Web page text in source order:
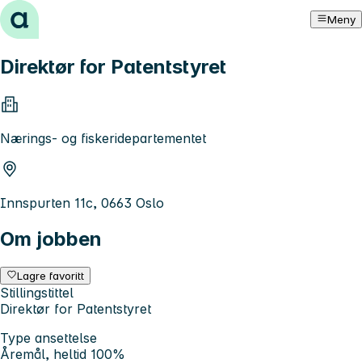
Hopp til innhold Meny
Direktør for Patentstyret
Nærings- og fiskeridepartementet
Innspurten 11c, 0663 Oslo
Om jobben
Lagre favoritt
Stillingstittel
Direktør for Patentstyret
Type ansettelse
Åremål, heltid 100%